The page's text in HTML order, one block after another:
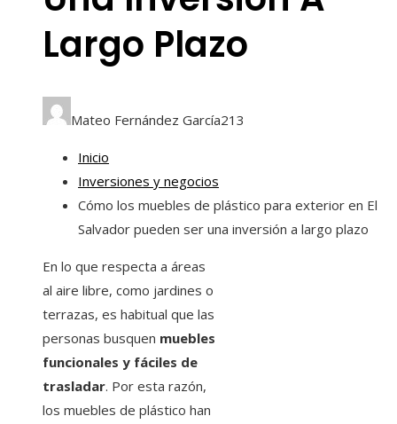
Largo Plazo
Mateo Fernández García213
Inicio
Inversiones y negocios
Cómo los muebles de plástico para exterior en El
Salvador pueden ser una inversión a largo plazo
En lo que respecta a áreas
al aire libre, como jardines o
terrazas, es habitual que las
personas busquen muebles
funcionales y fáciles de
trasladar. Por esta razón,
los muebles de plástico han